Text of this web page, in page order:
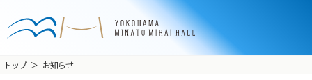
トップ お知らせ